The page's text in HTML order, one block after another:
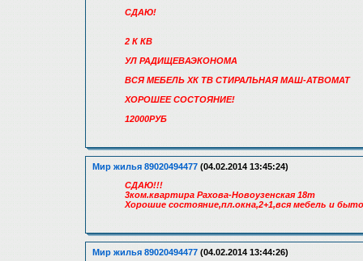
СДАЮ!
2 К КВ
УЛ РАДИЩЕВАЭКОНОМА
ВСЯ МЕБЕЛЬ ХК ТВ СТИРАЛЬНАЯ МАШ-АТВОМАТ
ХОРОШЕЕ СОСТОЯНИЕ!
12000РУБ
Мир жилья 89020494477 (04.02.2014 13:45:24)
СДАЮ!!!
3ком.квартира Рахова-Новоузенская 18т
Хорошие состояние,пл.окна,2+1,вся мебель и
Мир жилья 89020494477 (04.02.2014 13:44:26)